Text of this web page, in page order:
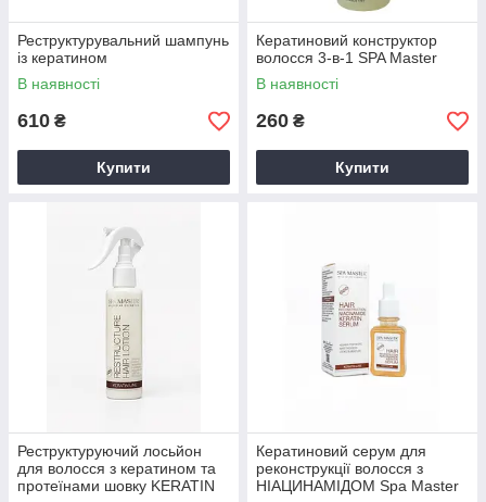
Реструктурувальний шампунь
із кератином
В наявності
610 ₴
Купити
Кератиновий конструктор
волосся 3-в-1 SPA Master
В наявності
260 ₴
Купити
Реструктуруючий лосьйон
для волосся з кератином та
протеїнами шовку KERATIN
Кератиновий серум для
реконструкції волосся з
НІАЦИНАМІДОМ Spa Master